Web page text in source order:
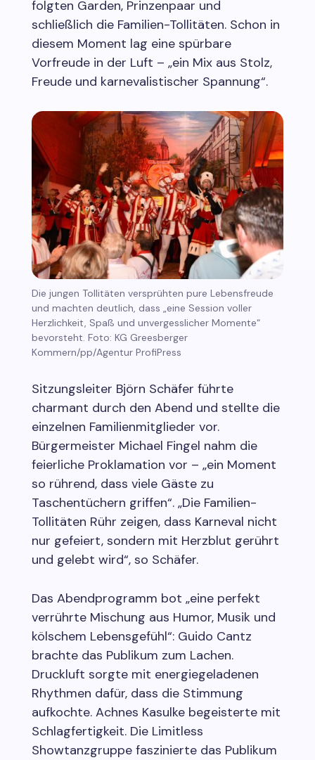
folgten Garden, Prinzenpaar und
schließlich die Familien-Tollitäten. Schon in
diesem Moment lag eine spürbare
Vorfreude in der Luft – „ein Mix aus Stolz,
Freude und karnevalistischer Spannung“.
Die jungen Tollitäten versprühten pure Lebensfreude
und machten deutlich, dass „eine Session voller
Herzlichkeit, Spaß und unvergesslicher Momente“
bevorsteht. Foto: KG Greesberger
Kommern/pp/Agentur ProfiPress
Sitzungsleiter Björn Schäfer führte
charmant durch den Abend und stellte die
einzelnen Familienmitglieder vor.
Bürgermeister Michael Fingel nahm die
feierliche Proklamation vor – „ein Moment
so rührend, dass viele Gäste zu
Taschentüchern griffen“. „Die Familien-
Tollitäten Rühr zeigen, dass Karneval nicht
nur gefeiert, sondern mit Herzblut gerührt
und gelebt wird“, so Schäfer.
Das Abendprogramm bot „eine perfekt
verrührte Mischung aus Humor, Musik und
kölschem Lebensgefühl“: Guido Cantz
brachte das Publikum zum Lachen.
Druckluft sorgte mit energiegeladenen
Rhythmen dafür, dass die Stimmung
aufkochte. Achnes Kasulke begeisterte mit
Schlagfertigkeit. Die Limitless
Showtanzgruppe faszinierte das Publikum